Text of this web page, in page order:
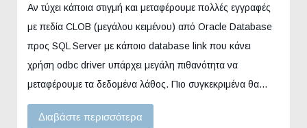
Αν τύχει κάποια στιγμή και μεταφέρουμε πολλές εγγραφές
με πεδία CLOB (μεγάλου κειμένου) από Oracle Database
προς SQL Server με κάποιο database link που κάνει
χρήση odbc driver υπάρχει μεγάλη πιθανότητα να
μεταφέρουμε τα δεδομένα λάθος. Πιο συγκεκριμένα θα…
Διαβάστε περισσότερα